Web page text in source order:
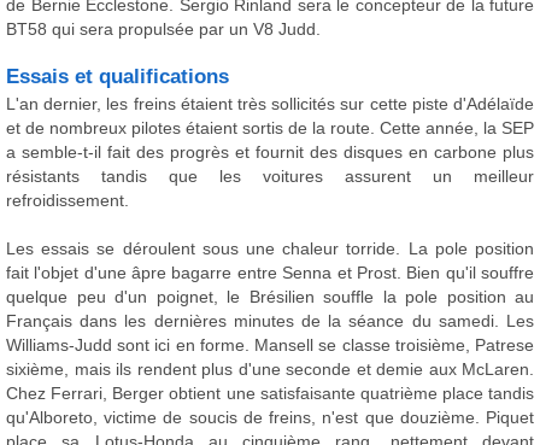
de Bernie Ecclestone. Sergio Rinland sera le concepteur de la future
BT58 qui sera propulsée par un V8 Judd.
Essais et qualifications
L'an dernier, les freins étaient très sollicités sur cette piste d'Adélaïde
et de nombreux pilotes étaient sortis de la route. Cette année, la SEP
a semble-t-il fait des progrès et fournit des disques en carbone plus
résistants tandis que les voitures assurent un meilleur
refroidissement.
Les essais se déroulent sous une chaleur torride. La pole position
fait l'objet d'une âpre bagarre entre Senna et Prost. Bien qu'il souffre
quelque peu d'un poignet, le Brésilien souffle la pole position au
Français dans les dernières minutes de la séance du samedi. Les
Williams-Judd sont ici en forme. Mansell se classe troisième, Patrese
sixième, mais ils rendent plus d'une seconde et demie aux McLaren.
Chez Ferrari, Berger obtient une satisfaisante quatrième place tandis
qu'Alboreto, victime de soucis de freins, n'est que douzième. Piquet
place sa Lotus-Honda au cinquième rang, nettement devant